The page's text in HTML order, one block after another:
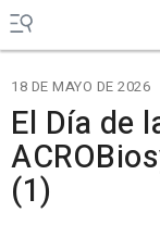
18 DE MAYO DE 2026
El Día de
(1)